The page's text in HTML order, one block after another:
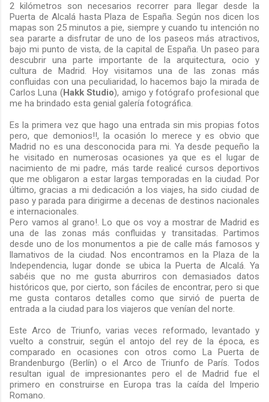
2 kilómetros son necesarios recorrer para llegar desde la
Puerta de Alcalá hasta Plaza de España. Según nos dicen los
mapas son 25 minutos a pie, siempre y cuando tu intención no
sea pararte a disfrutar de uno de los paseos más atractivos,
bajo mi punto de vista, de la capital de España. Un paseo para
descubrir una parte importante de la arquitectura, ocio y
cultura de Madrid. Hoy visitamos una de las zonas más
confluidas con una peculiaridad, lo hacemos bajo la mirada de
Carlos Luna (Hakk Studio), amigo y fotógrafo profesional que
me ha brindado esta genial galería fotográfica.
Es la primera vez que hago una entrada sin mis propias fotos
pero, que demonios!!, la ocasión lo merece y es obvio que
Madrid no es una desconocida para mi. Ya desde pequeño la
he visitado en numerosas ocasiones ya que es el lugar de
nacimiento de mi padre, más tarde realicé cursos deportivos
que me obligaron a estar largas temporadas en la ciudad. Por
último, gracias a mi dedicación a los viajes, ha sido ciudad de
paso y parada para dirigirme a decenas de destinos nacionales
e internacionales.
Pero vamos al grano!. Lo que os voy a mostrar de Madrid es
una de las zonas más confluidas y transitadas. Partimos
desde uno de los monumentos a pie de calle más famosos y
llamativos de la ciudad. Nos encontramos en la Plaza de la
Independencia, lugar donde se ubica la Puerta de Alcalá. Ya
sabéis que no me gusta aburriros con demasiados datos
históricos que, por cierto, son fáciles de encontrar, pero si que
me gusta contaros detalles como que sirvió de puerta de
entrada a la ciudad para los viajeros que venían del norte.
Este Arco de Triunfo, varias veces reformado, levantado y
vuelto a construir, según el antojo del rey de la época, es
comparado en ocasiones con otros como La Puerta de
Brandenburgo (Berlín) o el Arco de Triunfo de París. Todos
resultan igual de impresionantes pero el de Madrid fue el
primero en construirse en Europa tras la caída del Imperio
Romano.